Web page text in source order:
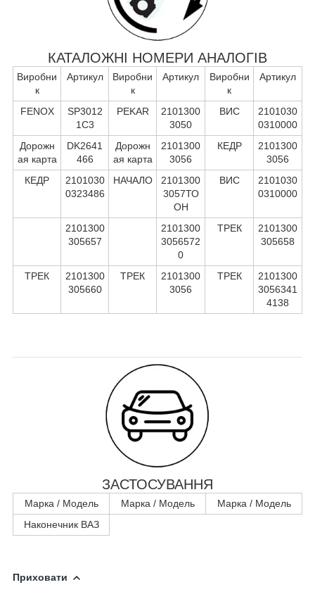
КАТАЛОЖНІ НОМЕРИ АНАЛОГІВ
Виробни
к
Артикул
Виробни
к
Артикул
Виробни
к
Артикул
FENOX
SP3012
1C3
PEKAR
2101300
3050
ВИС
2101030
0310000
Дорожн
ая карта
DK2641
466
Дорожн
ая карта
2101300
3056
КЕДР
2101300
3056
КЕДР
2101030
0323486
НАЧАЛО
2101300
3057ТО
ОН
ВИС
2101030
0310000
2101300
305657
2101300
3056572
0
ТРЕК
2101300
305658
ТРЕК
2101300
305660
ТРЕК
2101300
3056
ТРЕК
2101300
3056341
4138
ЗАСТОСУВАННЯ
Марка / Модель Марка / Модель
Марка / Модель
Наконечник ВАЗ
Приховати